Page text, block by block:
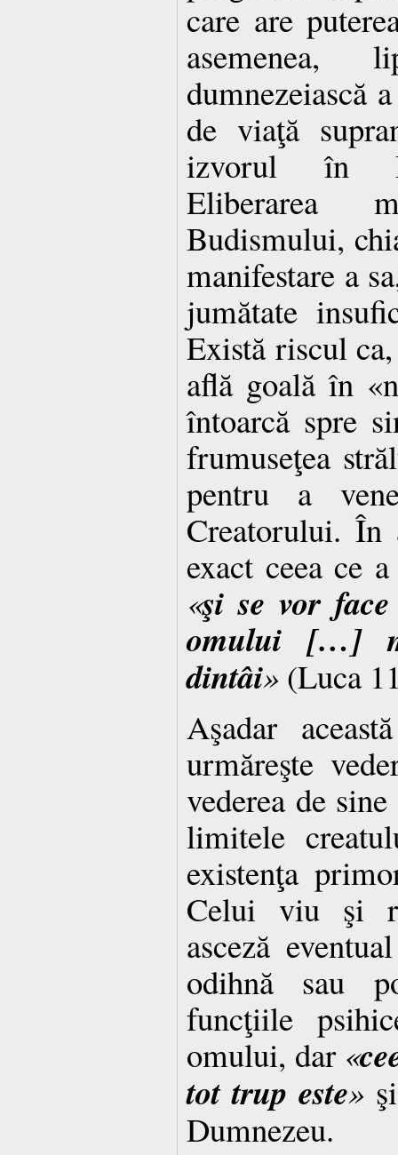
care are
asemenea,
dumnezeiască
de viaţă
izvorul în
Eliberarea
Budismului,
manifestare a
jumătate
Există riscul
află goală în
întoarcă spre
frumuseţea
pentru a
Creatorului. În
exact ceea ce
«şi se vor
omului […]
dintâi» (Luca
Aşadar
urmăreşte
vederea de
limitele
existenţa
Celui viu şi
asceză
odihnă sau
funcţiile
omului, dar «
tot trup este»
Dumnezeu.